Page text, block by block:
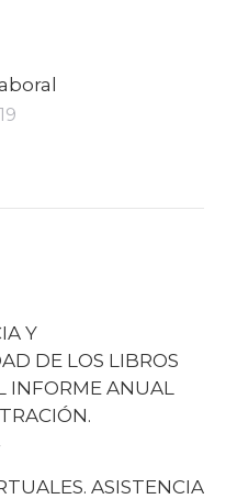
Y
DE LOS LIBROS
INFORME ANUAL
ASISTENCIA